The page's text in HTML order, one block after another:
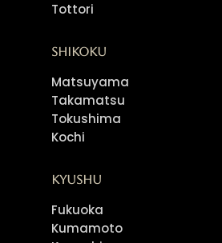
Tottori
Shikoku
Matsuyama
Takamatsu
Tokushima
Kochi
Kyushu
Fukuoka
Kumamoto